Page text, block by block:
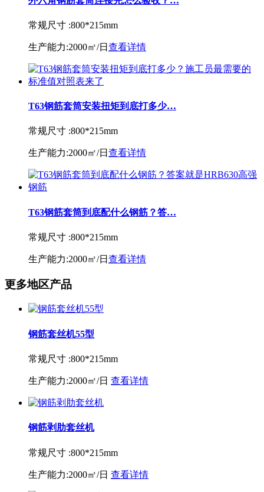
常规尺寸 :800*215mm
生产能力:2000㎡/日 查看详情
T63钢筋套筒安装扭矩到底打多少…
常规尺寸 :800*215mm
生产能力:2000㎡/日 查看详情
T63钢筋套筒到底配什么钢筋？答…
常规尺寸 :800*215mm
生产能力:2000㎡/日 查看详情
更多地区产品
钢筋套丝机55型
常规尺寸 :800*215mm
生产能力:2000㎡/日 查看详情
钢筋剥肋套丝机
常规尺寸 :800*215mm
生产能力:2000㎡/日 查看详情